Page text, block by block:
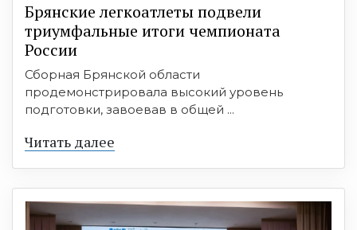
Брянские легкоатлеты подвели
триумфальные итоги чемпионата
России
Сборная Брянской области
продемонстрировала высокий уровень
подготовки, завоевав в общей ...
Читать далее